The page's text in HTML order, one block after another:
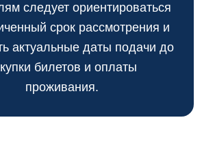
следует ориентироваться
срок рассмотрения и
актуальные даты подачи до
билетов и оплаты
проживания.